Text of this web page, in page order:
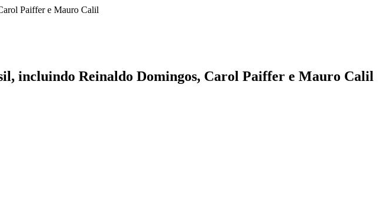
Paiffer e Mauro Calil
incluindo Reinaldo Domingos, Carol Paiffer e Mauro Calil